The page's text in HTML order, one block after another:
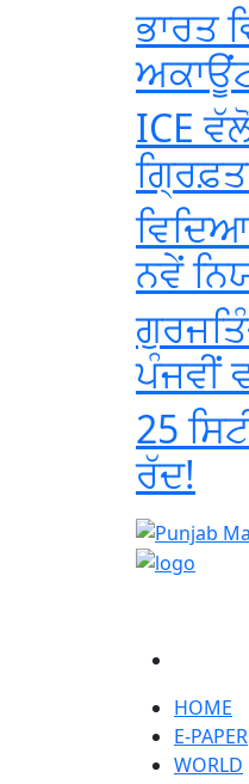
ਭਾਰਤ
ICE
ਨਵੇਂ
ਪੰਜਵੀਂ
25
ਰੱਦ!
HOME
E-PAPER
WORLD